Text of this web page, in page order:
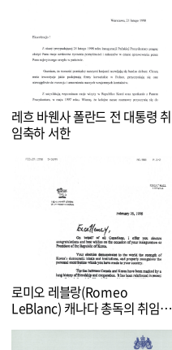
레흐 바웬사 폴란드 전 대통령 취
임축하 서한
로미오 레블랑(Romeo
LeBlanc) 캐나다 총독의 취임축